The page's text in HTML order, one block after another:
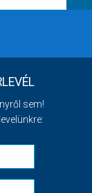
sem!